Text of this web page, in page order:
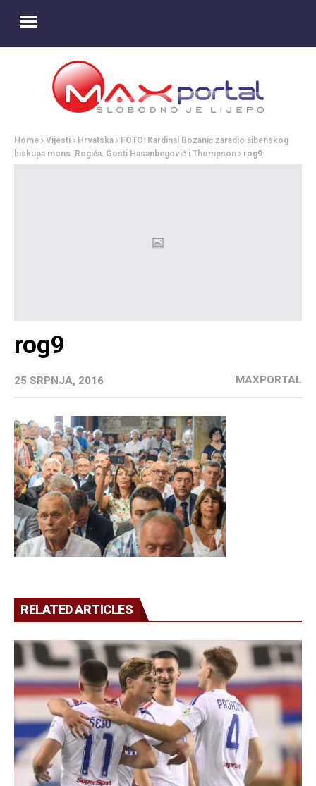
Home Vijesti Hrvatska
FOTO: Kardinal Bozanić zaradio šibenskog
biskupa mons. Rogića: Gosti Hasanbegović i Thompson
rog9
rog9
25 SRPNJA, 2016 MAXPORTAL
RELATED ARTICLES